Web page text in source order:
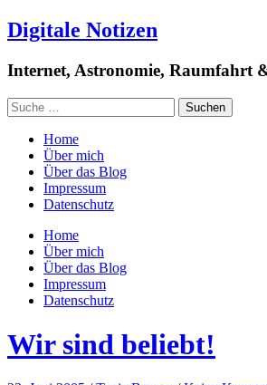
Digitale Notizen
Internet, Astronomie, Raumfahrt
Home
Über mich
Über das Blog
Impressum
Datenschutz
Home
Über mich
Über das Blog
Impressum
Datenschutz
Wir sind beliebt!